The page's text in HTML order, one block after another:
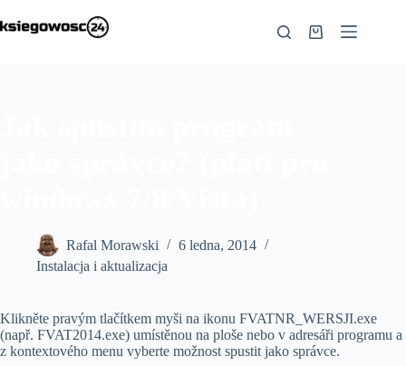
to
content
Shopping
Rafal Morawski
6 ledna, 2014
Instalacja i aktualizacja
Klikněte pravým tlačítkem myši na ikonu FVATNR_WERSJI.exe
(např. FVAT2014.exe) umístěnou na ploše nebo v adresáři programu a
z kontextového menu vyberte možnost spustit jako správce.